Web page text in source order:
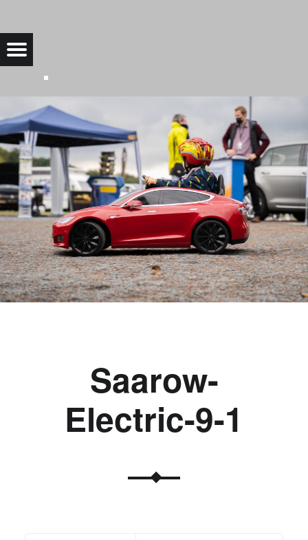
Menu
Saarow-
Electric-9-1